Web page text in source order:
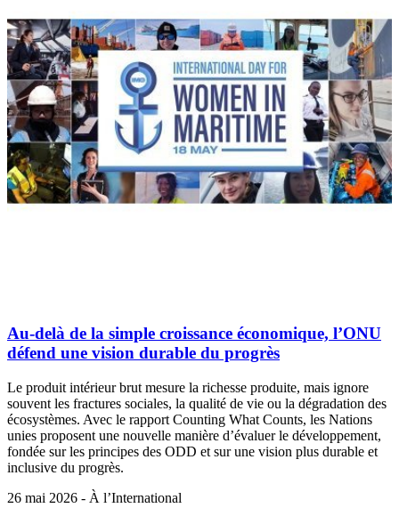
Au-delà de la simple croissance économique, l’ONU
défend une vision durable du progrès
Le produit intérieur brut mesure la richesse produite, mais ignore
souvent les fractures sociales, la qualité de vie ou la dégradation des
écosystèmes. Avec le rapport Counting What Counts, les Nations
unies proposent une nouvelle manière d’évaluer le développement,
fondée sur les principes des ODD et sur une vision plus durable et
inclusive du progrès.
26 mai 2026 - À l’International